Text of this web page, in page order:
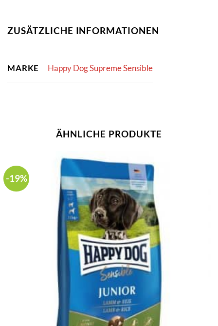
ZUSÄTZLICHE INFORMATIONEN
MARKE Happy Dog Supreme Sensible
ÄHNLICHE PRODUKTE
-19%